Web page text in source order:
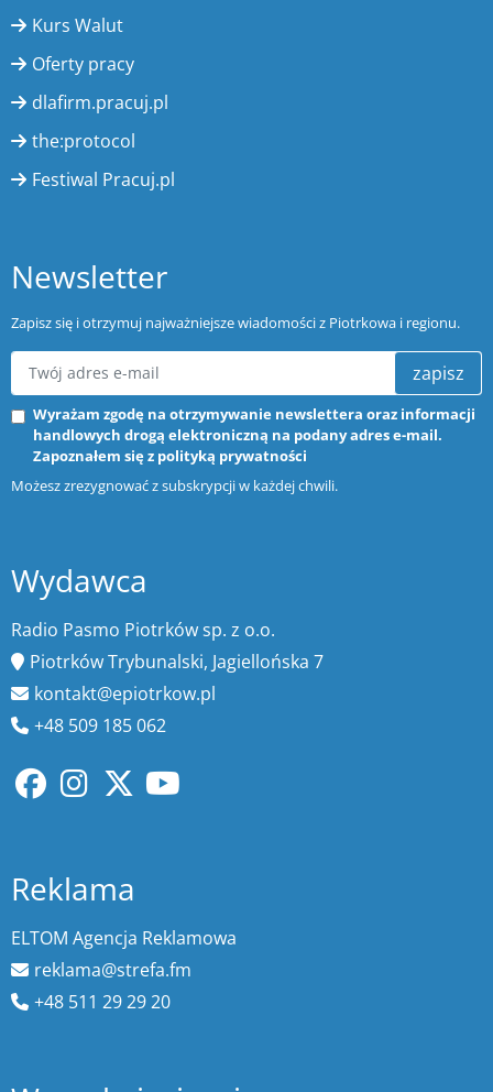
Kurs Walut
Oferty pracy
dlafirm.pracuj.pl
the:protocol
Festiwal Pracuj.pl
Newsletter
Zapisz się i otrzymuj najważniejsze wiadomości z Piotrkowa i regionu.
zapisz
Wyrażam zgodę na otrzymywanie newslettera oraz informacji
handlowych drogą elektroniczną na podany adres e-mail.
Zapoznałem się z polityką prywatności
Możesz zrezygnować z subskrypcji w każdej chwili.
Wydawca
Radio Pasmo Piotrków sp. z o.o.
Piotrków Trybunalski, Jagiellońska 7
kontakt@epiotrkow.pl
+48 509 185 062
Reklama
ELTOM Agencja Reklamowa
reklama@strefa.fm
+48 511 29 29 20